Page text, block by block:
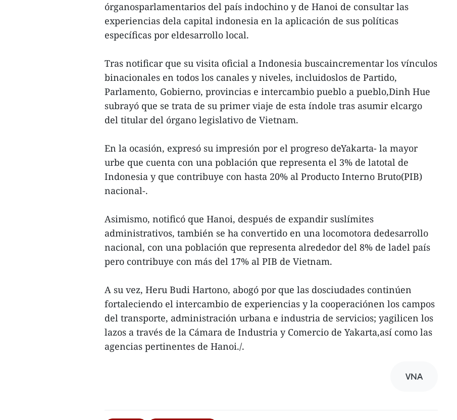
órganosparlamentarios del país indochino y de Hanoi de consultar las
experiencias dela capital indonesia en la aplicación de sus políticas
específicas por eldesarrollo local.
Tras notificar que su visita oficial a Indonesia buscaincrementar los vínculos
binacionales en todos los canales y niveles, incluidoslos de Partido,
Parlamento, Gobierno, provincias e intercambio pueblo a pueblo,Dinh Hue
subrayó que se trata de su primer viaje de esta índole tras asumir elcargo
del titular del órgano legislativo de Vietnam.
En la ocasión, expresó su impresión por el progreso deYakarta- la mayor
urbe que cuenta con una población que representa el 3% de latotal de
Indonesia y que contribuye con hasta 20% al Producto Interno Bruto(PIB)
nacional-.
Asimismo, notificó que Hanoi, después de expandir suslímites
administrativos, también se ha convertido en una locomotora dedesarrollo
nacional, con una población que representa alrededor del 8% de ladel país
pero contribuye con más del 17% al PIB de Vietnam.
A su vez, Heru Budi Hartono, abogó por que las dosciudades continúen
fortaleciendo el intercambio de experiencias y la cooperaciónen los campos
del transporte, administración urbana e industria de servicios; yagilicen los
lazos a través de la Cámara de Industria y Comercio de Yakarta,así como las
agencias pertinentes de Hanoi./.
VNA